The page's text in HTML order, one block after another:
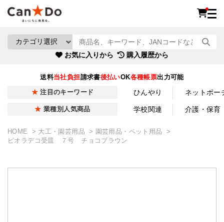
お気に入りから 購入履歴から
送料当社負担請求書後払いOK各種帳票出力可能
注目のキーワード ひんやり ネットポー
業種別人気商品 学校関連 介護・保育
HOME 大工・園芸用品
園芸用品・ペット用品
ビオラデコ受皿 ７号 チョコブラウン